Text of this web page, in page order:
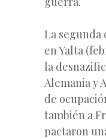
La
en Yalta
la
Alemania y
de
también a
pactaron